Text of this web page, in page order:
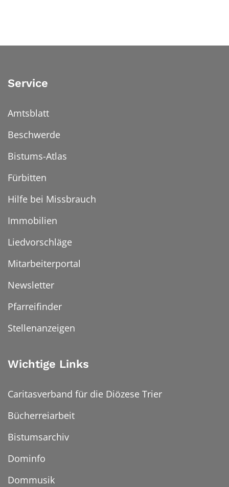
Service
Amtsblatt
Beschwerde
Bistums-Atlas
Fürbitten
Hilfe bei Missbrauch
Immobilien
Liedvorschläge
Mitarbeiterportal
Newsletter
Pfarreifinder
Stellenanzeigen
Wichtige Links
Caritasverband für die Diözese Trier
Bücherreiarbeit
Bistumsarchiv
Dominfo
Dommusik